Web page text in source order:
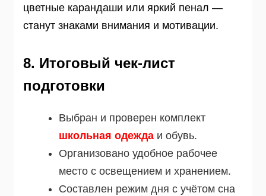
цветные карандаши или яркий пенал —
станут знаками внимания и мотивации.
8. Итоговый чек-лист
подготовки
Выбран и проверен комплект
школьная одежда и обувь.
Организовано удобное рабочее
место с освещением и хранением.
Составлен режим дня с учётом сна